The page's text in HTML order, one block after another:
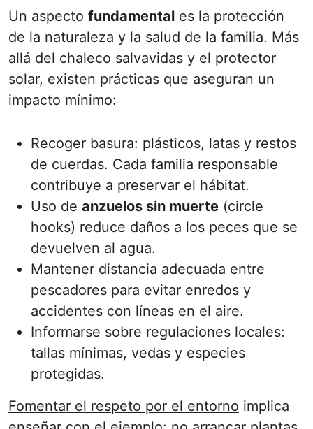
Un aspecto fundamental es la protección
de la naturaleza y la salud de la familia. Más
allá del chaleco salvavidas y el protector
solar, existen prácticas que aseguran un
impacto mínimo:
Recoger basura: plásticos, latas y restos
de cuerdas. Cada familia responsable
contribuye a preservar el hábitat.
Uso de anzuelos sin muerte (circle
hooks) reduce daños a los peces que se
devuelven al agua.
Mantener distancia adecuada entre
pescadores para evitar enredos y
accidentes con líneas en el aire.
Informarse sobre regulaciones locales:
tallas mínimas, vedas y especies
protegidas.
Fomentar el respeto por el entorno implica